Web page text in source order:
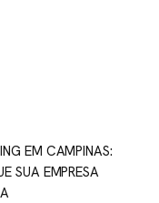
EM CAMPINAS:
SUA EMPRESA